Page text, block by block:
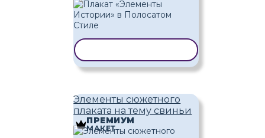
Элементы сюжетного
плаката на тему свиньи
ПРЕМИУМ
МАКЕТ